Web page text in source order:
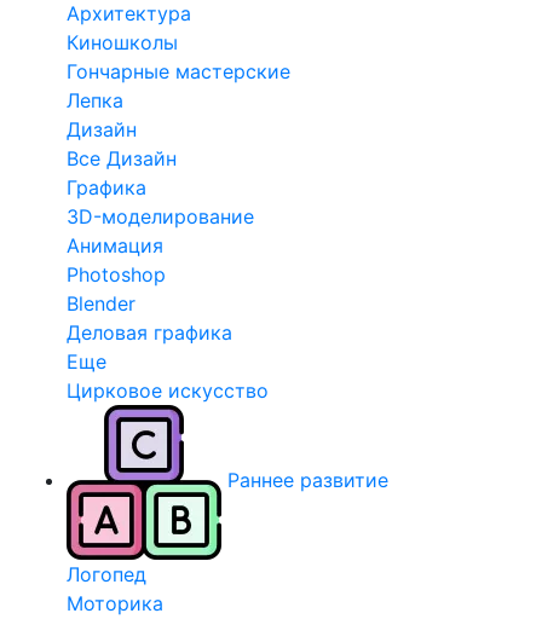
Архитектура
Киношколы
Гончарные мастерские
Лепка
Дизайн
Все Дизайн
Графика
3D-моделирование
Анимация
Photoshop
Blender
Деловая графика
Еще
Цирковое искусство
Раннее развитие
Логопед
Моторика